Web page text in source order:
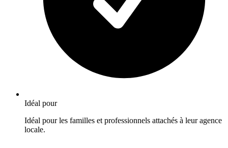
Idéal pour
Idéal pour les familles et professionnels attachés à leur agence
locale.